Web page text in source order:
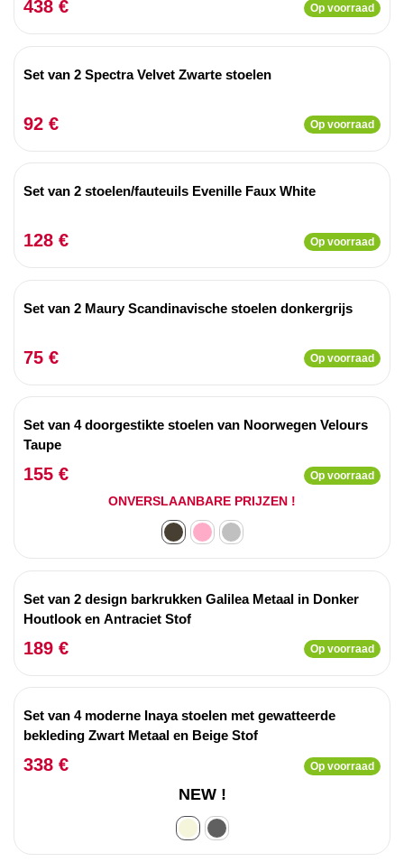
438 € Op voorraad
Set van 2 Spectra Velvet Zwarte stoelen
92 € Op voorraad
Set van 2 stoelen/fauteuils Evenille Faux White
128 € Op voorraad
Set van 2 Maury Scandinavische stoelen donkergrijs
75 € Op voorraad
Set van 4 doorgestikte stoelen van Noorwegen Velours
Taupe
155 € Op voorraad
ONVERSLAANBARE PRIJZEN !
Set van 2 design barkrukken Galilea Metaal in Donker
Houtlook en Antraciet Stof
189 € Op voorraad
Set van 4 moderne Inaya stoelen met gewatteerde
bekleding Zwart Metaal en Beige Stof
338 € Op voorraad
NEW !